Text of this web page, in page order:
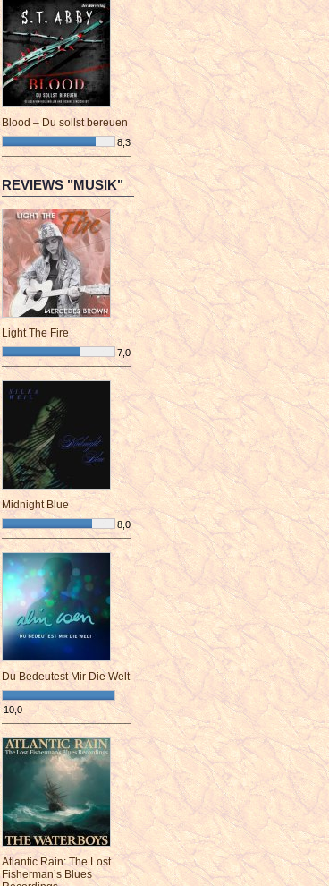
Blood – Du sollst bereuen
8,3
¯¯¯¯¯¯¯¯¯¯¯¯¯¯¯¯¯¯¯¯¯¯¯¯
REVIEWS "MUSIK"
Light The Fire
7,0
¯¯¯¯¯¯¯¯¯¯¯¯¯¯¯¯¯¯¯¯¯¯¯¯
Midnight Blue
8,0
¯¯¯¯¯¯¯¯¯¯¯¯¯¯¯¯¯¯¯¯¯¯¯¯
Du Bedeutest Mir Die Welt
10,0
¯¯¯¯¯¯¯¯¯¯¯¯¯¯¯¯¯¯¯¯¯¯¯¯
Atlantic Rain: The Lost
Fisherman’s Blues